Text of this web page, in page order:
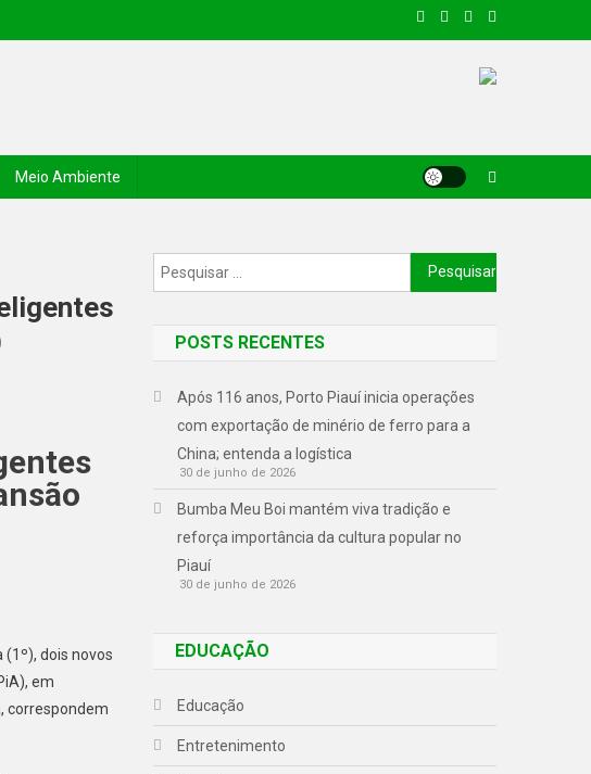
Meio Ambiente
dois novos
em
correspondem
POSTS RECENTES
Após 116 anos, Porto Piauí inicia operações
com exportação de minério de ferro para a
China; entenda a logística
30 de junho de 2026
Bumba Meu Boi mantém viva tradição e
reforça importância da cultura popular no
Piauí
30 de junho de 2026
EDUCAÇÃO
Educação
Entretenimento